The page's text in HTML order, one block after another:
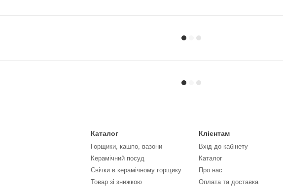
Каталог
Горщики, кашпо, вазони
Керамічний посуд
Свічки в керамічному горщику
Товар зі знижкою
Клієнтам
Вхід до кабінету
Каталог
Про нас
Оплата та доставка